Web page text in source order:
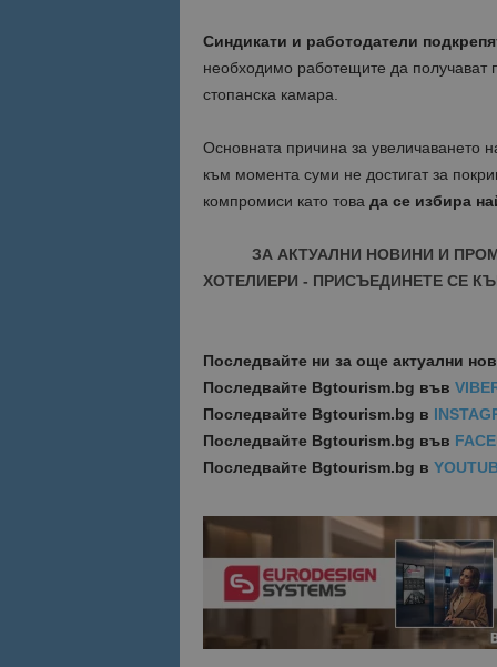
Синдикати и работодатели
необходимо работещите да получават
стопанска камара.
Основната причина за увеличаването
към момента суми не достигат за
компромиси като това да се избира
ЗА АКТУАЛНИ НОВИНИ И
ХОТЕЛИЕРИ - ПРИСЪЕДИНЕТЕ СЕ
Последвайте ни за още актуални
Последвайте Bgtourism.bg във
Последвайте Bgtourism.bg в
Последвайте Bgtourism.bg във
Последвайте Bgtourism.bg в
управление на
Име
_ga_B09EBBY8PY
_ga_WXPDN4HSCV
_ga